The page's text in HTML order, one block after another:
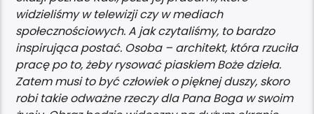
widzieliśmy w telewizji czy w mediach
społecznościowych. A jak czytaliśmy, to bardzo
inspirująca postać. Osoba – architekt, która rzuciła
pracę po to, żeby rysować piaskiem Boże dzieła.
Zatem musi to być człowiek o pięknej duszy, skoro
robi takie odważne rzeczy dla Pana Boga w swoim